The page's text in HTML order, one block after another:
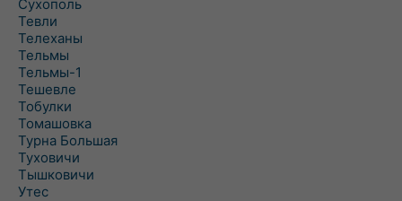
Сухополь
Тевли
Телеханы
Тельмы
Тельмы-1
Тешевле
Тобулки
Томашовка
Турна Большая
Туховичи
Тышковичи
Утес